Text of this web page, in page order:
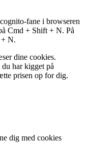
fane i browseren
Cmd + Shift + N. På
N.
dine cookies.
du har kigget på
prisen op for dig.
dig med cookies